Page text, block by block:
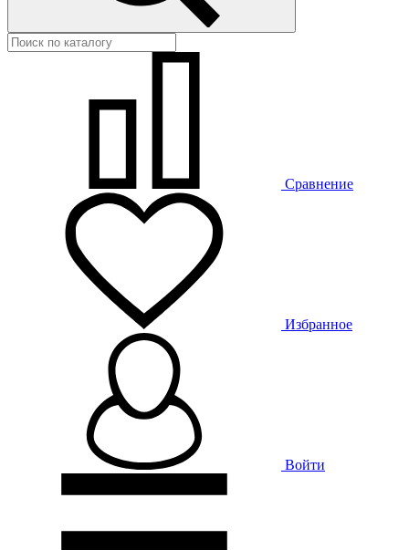
Сравнение
Избранное
Войти